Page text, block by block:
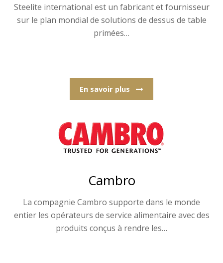
Steelite international est un fabricant et fournisseur
sur le plan mondial de solutions de dessus de table
primées…
En savoir plus
Cambro
La compagnie Cambro supporte dans le monde
entier les opérateurs de service alimentaire avec des
produits conçus à rendre les…